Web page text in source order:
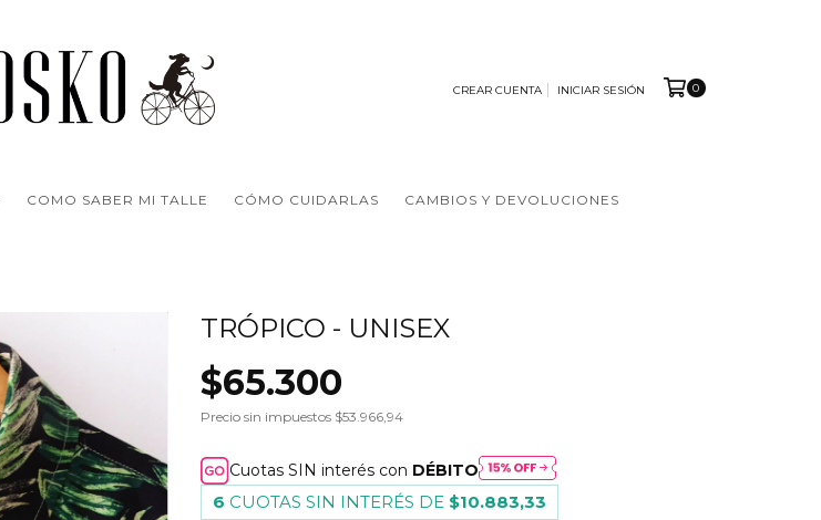
CREAR CUENTA INICIAR SESIÓN 0
COMO SABER MI TALLE CÓMO CUIDARLAS CAMBIOS Y DEVOLUCIONES
TRÓPICO - UNISEX
$65.300
Precio sin impuestos $53.966,94
Cuotas SIN interés con DÉBITO
6 CUOTAS SIN INTERÉS DE $10.883,33